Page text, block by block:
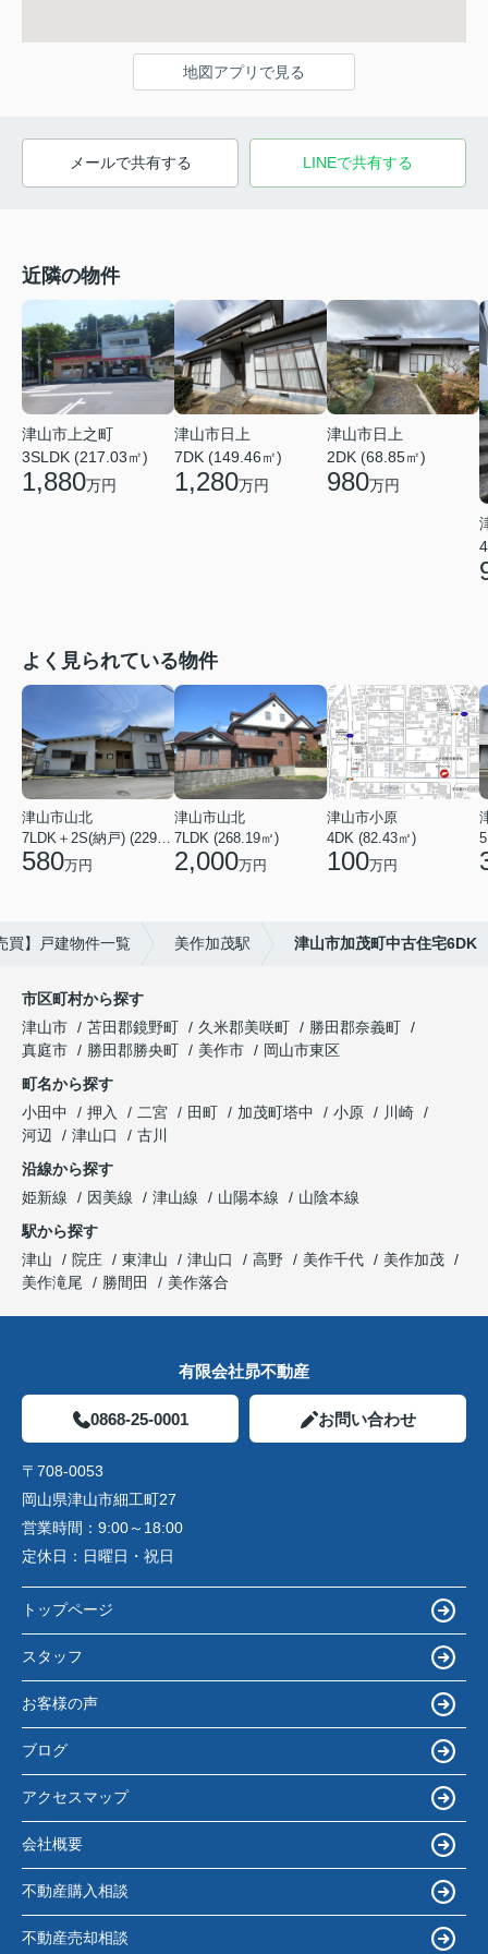
地図アプリで見る
メールで共有する LINEで共有する
近隣の物件
津山市上之町
3SLDK (217.03㎡)
1,880万円
津山市日上
7DK (149.46㎡)
1,280万円
津山市日上
2DK (68.85㎡)
980万円
よく見られている物件
津山市山北
580万円
津山市山北
7LDK (268.19㎡)
2,000万円
津山市小原
4DK (82.43㎡)
100万円
買】戸建物件一覧 美作加茂駅 津山市加茂町中古住宅6DK
市区町村から探す
津山市
苫田郡鏡野町 久米郡美咲町
勝田郡奈義町
真庭市
勝田郡勝央町 美作市
岡山市東区
町名から探す
小田中
押入 二宮 田町 加茂町塔中 小原
川崎
河辺
津山口
古川
沿線から探す
姫新線
因美線 津山線 山陽本線
山陰本線
駅から探す
津山
院庄 東津山 津山口 高野 美作千代
美作加茂
美作滝尾
勝間田 美作落合
有限会社昴不動産
0868-25-0001 お問い合わせ
〒708-0053
岡山県津山市細工町27
営業時間： 9:00～18:00
定休日： 日曜日・祝日
トップページ
スタッフ
お客様の声
ブログ
アクセスマップ
会社概要
不動産購入相談
不動産売却相談